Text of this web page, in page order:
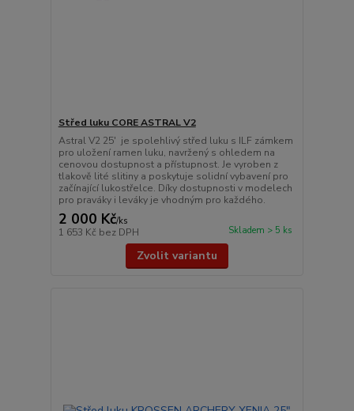
Střed luku CORE ASTRAL V2
Astral V2 25' je spolehlivý střed luku s ILF zámkem
pro uložení ramen luku, navržený s ohledem na
cenovou dostupnost a přístupnost. Je vyroben z
tlakově lité slitiny a poskytuje solidní vybavení pro
začínající lukostřelce. Díky dostupnosti v modelech
pro praváky i leváky je vhodným pro každého.
2 000 Kč/ks
1 653 Kč bez DPH Skladem > 5 ks
Zvolit variantu